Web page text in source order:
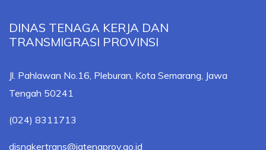
DINAS TENAGA KERJA DAN
TRANSMIGRASI PROVINSI
Jl. Pahlawan No.16, Pleburan, Kota Semarang, Jawa
Tengah 50241
(024) 8311713
disnakertrans@jatengprov.go.id